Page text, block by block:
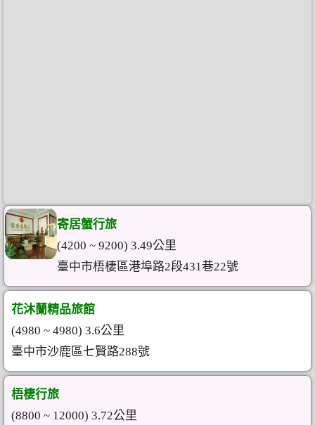
寄居蟹行旅
(4200 ~ 9200) 3.49公里
臺中市梧棲區港埠路2段431巷22號
花沐蘭精品旅館
(4980 ~ 4980) 3.6公里
臺中市沙鹿區七賢路288號
梧棲行旅
(8800 ~ 12000) 3.72公里